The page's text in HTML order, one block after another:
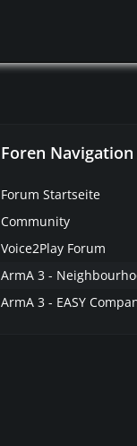
Foren Navigation
Forum Startseite
Community
Voice2Play Forum
ArmA 3 -
ArmA 3 - EASY